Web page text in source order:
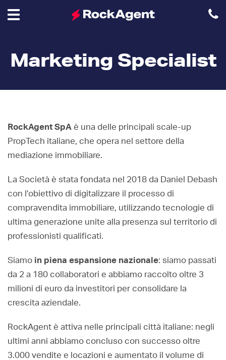
navigation
Marketing Specialist
RockAgent SpA è una delle principali scale-up
PropTech italiane, che opera nel settore della
mediazione immobiliare.
La Società è stata fondata nel 2018 da Daniel Debash
con l’obiettivo di digitalizzare il processo di
compravendita immobiliare, utilizzando tecnologie di
ultima generazione unite alla presenza sul territorio di
professionisti qualificati.
Siamo in piena espansione nazionale: siamo passati
da 2 a 180 collaboratori e abbiamo raccolto oltre 3
milioni di euro da investitori per consolidare la
crescita aziendale.
RockAgent è attiva nelle principali città italiane: negli
ultimi anni abbiamo concluso con successo oltre
3.000 vendite e locazioni e aumentato il volume di